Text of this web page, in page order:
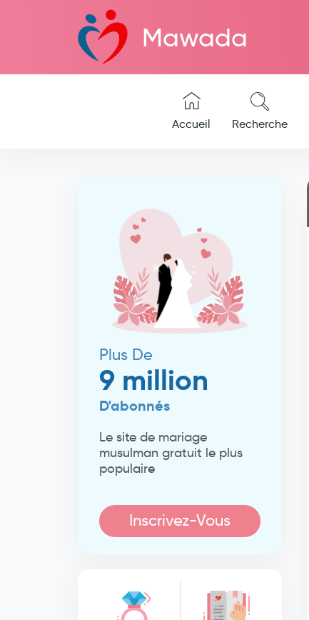
Mawada
Accueil Recherche
Plus De
9 million
D'abonnés
Le site de mariage
musulman gratuit le plus
populaire
Inscrivez-Vous